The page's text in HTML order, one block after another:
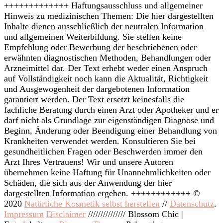
+++++++++++++ Haftungsausschluss und allgemeiner
Hinweis zu medizinischen Themen: Die hier dargestellten
Inhalte dienen ausschließlich der neutralen Information
und allgemeinen Weiterbildung. Sie stellen keine
Empfehlung oder Bewerbung der beschriebenen oder
erwähnten diagnostischen Methoden, Behandlungen oder
Arzneimittel dar. Der Text erhebt weder einen Anspruch
auf Vollständigkeit noch kann die Aktualität, Richtigkeit
und Ausgewogenheit der dargebotenen Information
garantiert werden. Der Text ersetzt keinesfalls die
fachliche Beratung durch einen Arzt oder Apotheker und er
darf nicht als Grundlage zur eigenständigen Diagnose und
Beginn, Änderung oder Beendigung einer Behandlung von
Krankheiten verwendet werden. Konsultieren Sie bei
gesundheitlichen Fragen oder Beschwerden immer den
Arzt Ihres Vertrauens! Wir und unsere Autoren
übernehmen keine Haftung für Unannehmlichkeiten oder
Schäden, die sich aus der Anwendung der hier
dargestellten Information ergeben. ++++++++++++ ©
2020 Natürliche Kosmetik selbst herstellen // Datenschutz.
Impressum Disclaimer /////////////// Blossom Chic |